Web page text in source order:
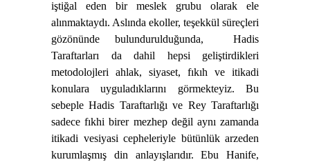
iştiğal eden bir meslek grubu olarak ele
alınmaktaydı. Aslında ekoller, teşekkül süreçleri
gözönünde bulundurulduğunda,
Hadis
Taraftarları da dahil hepsi geliştirdikleri
metodolojleri ahlak, siyaset, fıkıh ve itikadi
konulara uyguladıklarını görmekteyiz. Bu
sebeple Hadis Taraftarlığı ve Rey Taraftarlığı
sadece fıkhi birer mezhep değil aynı zamanda
itikadi vesiyasi cepheleriyle bütünlük arzeden
kurumlaşmış din anlayışlarıdır. Ebu Hanife,